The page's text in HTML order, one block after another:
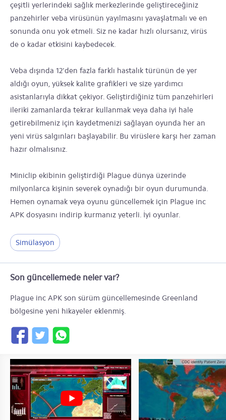
çeşitli yerlerindeki sağlık merkezlerinde geliştireceğiniz
panzehirler veba virüsünün yayılmasını yavaşlatmalı ve en
sonunda onu yok etmeli. Siz ne kadar hızlı olursanız, virüs
de o kadar etkisini kaybedecek.
Veba dışında 12'den fazla farklı hastalık türünün de yer
aldığı oyun, yüksek kalite grafikleri ve size yardımcı
asistanlarıyla dikkat çekiyor. Geliştirdiğiniz tüm panzehirleri
ileriki zamanlarda tekrar kullanmak veya daha iyi hale
getirebilmeniz için kaydetmenizi sağlayan oyunda her an
yeni virüs salgınları başlayabilir. Bu virüslere karşı her zaman
hazır olmalısınız.
Miniclip ekibinin geliştirdiği Plague dünya üzerinde
milyonlarca kişinin severek oynadığı bir oyun durumunda.
Hemen oynamak veya oyunu güncellemek için Plague inc
APK dosyasını indirip kurmanız yeterli. İyi oyunlar.
Simülasyon
Son güncellemede neler var?
Plague inc APK son sürüm güncellemesinde Greenland
bölgesine yeni hikayeler eklenmiş.